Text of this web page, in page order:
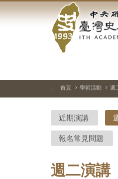
到
中
央
研
院-
臺
灣
史
研
::: 首頁 學術活動 週
近期演講
報名常見問題
週二演講